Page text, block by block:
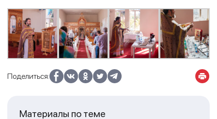
Поделиться:
Материалы по теме